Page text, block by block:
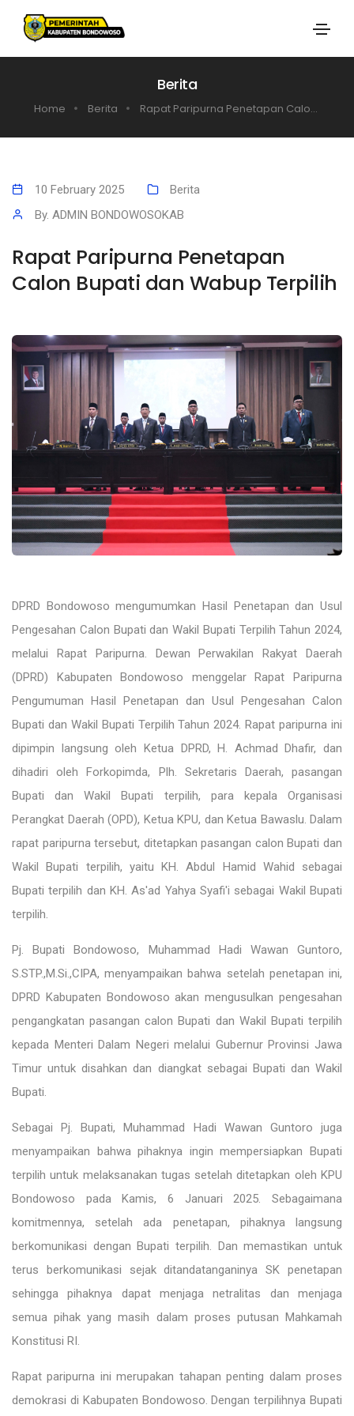
Berita
Home Berita Rapat Paripurna Penetapan Calo...
10 February 2025
Berita
By. ADMIN BONDOWOSOKAB
Rapat Paripurna Penetapan
Calon Bupati dan Wabup Terpilih
DPRD Bondowoso mengumumkan Hasil Penetapan dan Usul
Pengesahan Calon Bupati dan Wakil Bupati Terpilih Tahun 2024,
melalui Rapat Paripurna. Dewan Perwakilan Rakyat Daerah
(DPRD) Kabupaten Bondowoso menggelar Rapat Paripurna
Pengumuman Hasil Penetapan dan Usul Pengesahan Calon
Bupati dan Wakil Bupati Terpilih Tahun 2024. Rapat paripurna ini
dipimpin langsung oleh Ketua DPRD, H. Achmad Dhafir, dan
dihadiri oleh Forkopimda, Plh. Sekretaris Daerah, pasangan
Bupati dan Wakil Bupati terpilih, para kepala Organisasi
Perangkat Daerah (OPD), Ketua KPU, dan Ketua Bawaslu. Dalam
rapat paripurna tersebut, ditetapkan pasangan calon Bupati dan
Wakil Bupati terpilih, yaitu KH. Abdul Hamid Wahid sebagai
Bupati terpilih dan KH. As'ad Yahya Syafi'i sebagai Wakil Bupati
terpilih.
Pj. Bupati Bondowoso, Muhammad Hadi Wawan Guntoro,
S.STP.,M.Si.,CIPA, menyampaikan bahwa setelah penetapan ini,
DPRD Kabupaten Bondowoso akan mengusulkan pengesahan
pengangkatan pasangan calon Bupati dan Wakil Bupati terpilih
kepada Menteri Dalam Negeri melalui Gubernur Provinsi Jawa
Timur untuk disahkan dan diangkat sebagai Bupati dan Wakil
Bupati.
Sebagai Pj. Bupati, Muhammad Hadi Wawan Guntoro juga
menyampaikan bahwa pihaknya ingin mempersiapkan Bupati
terpilih untuk melaksanakan tugas setelah ditetapkan oleh KPU
Bondowoso pada Kamis, 6 Januari 2025. Sebagaimana
komitmennya, setelah ada penetapan, pihaknya langsung
berkomunikasi dengan Bupati terpilih. Dan memastikan untuk
terus berkomunikasi sejak ditandatanganinya SK penetapan
sehingga pihaknya dapat menjaga netralitas dan menjaga
semua pihak yang masih dalam proses putusan Mahkamah
Konstitusi RI.
Rapat paripurna ini merupakan tahapan penting dalam proses
demokrasi di Kabupaten Bondowoso. Dengan terpilihnya Bupati